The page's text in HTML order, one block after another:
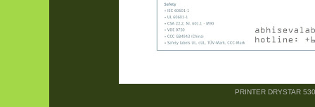
PRINTER DRYSTAR